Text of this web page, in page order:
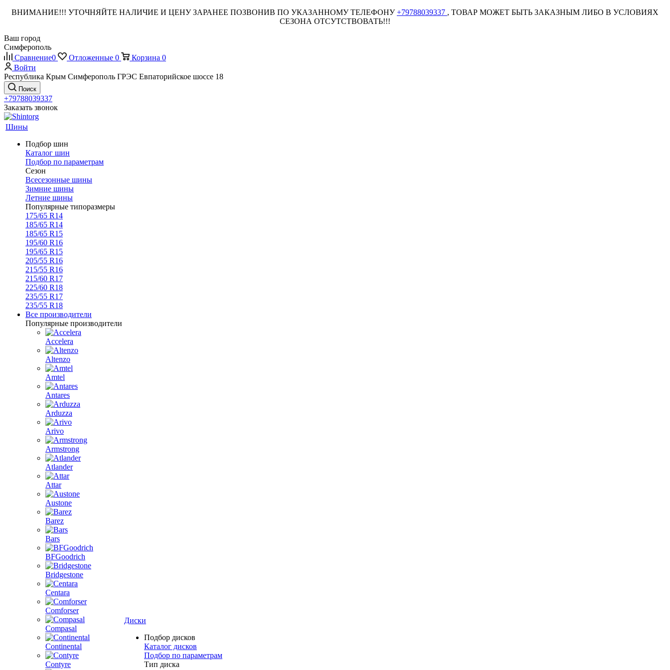
ВНИМАНИЕ!!! УТОЧНЯЙТЕ НАЛИЧИЕ И ЦЕНУ ЗАРАНЕЕ ПОЗВОНИВ ПО УКАЗАННОМУ ТЕЛЕФОНУ+79788039337 , ТОВАР МОЖЕТ БЫТЬ ЗАКАЗНЫМ ЛИБО В УСЛОВИЯХ
СЕЗОНА ОТСУТСТВОВАТЬ!!!
Ваш город
Симферополь
Сравнение0 Отложенные 0 Корзина 0
Войти
Республика Крым Симферополь ГРЭС Евпаторийское шоссе 18
Поиск
+79788039337
Заказать звонок
Шины
Подбор шин
Каталог шин
Подбор по параметрам
Сезон
Всесезонные шины
Зимние шины
Летние шины
Популярные типоразмеры
175/65 R14
185/65 R14
185/65 R15
195/60 R16
195/65 R15
205/55 R16
215/55 R16
215/60 R17
225/60 R18
235/55 R17
235/55 R18
Все производители
Популярные производители
Accelera
Altenzo
Amtel
Antares
Arduzza
Arivo
Armstrong
Atlander
Attar
Austone
Barez
Bars
BFGoodrich
Bridgestone
Centara
Comforser
Compasal
Continental
Contyre
Диски
Подбор дисков
Каталог дисков
Подбор по параметрам
Тип диска